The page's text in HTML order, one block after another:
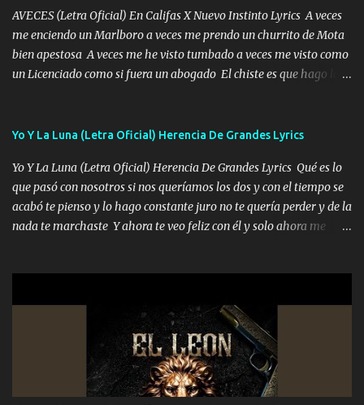
AVECES (Letra Oficial) En Califas X Nuevo Instinto Lyrics A veces
me enciendo un Marlboro a veces me prendo un churrito de Mota
bien apestosa A veces me he visto tumbado a veces me visto como
un Licenciado como si fuera un abogado El chiste es que hago lo
importa no saben nada falsas las risas las que me miran hay gente
A veces me pongo un sombrero a veces me ven la cachucha de lado
con la mirada siempre en alto A veces me fajó una super o a veces
me fajó una Glock siempre armado todas las generaciones yo
traigo El chiste es que hago lo que quiero pues así soy me mandó
Yo Y La Luna (Letra Oficial) Herencia De Grandes Lyrics
Yo Y La Luna (Letra Oficial) Herencia De Grandes Lyrics Qué es lo
que pasó con nosotros si nos queríamos los dos y con el tiempo se
acabó te pienso y lo hago constante juro no te quería perder y de la
nada te marchaste Y ahora te veo feliz con él y solo ahora me
pero eso ya no va a pasar me perderé en la soledad Porque me
mirabas bonito si yo no fui el final feliz el final fue triste pa mí Y
duele no tenerte aquí sabiendo que moría por ti yo y la luna
cantamos y por ti nos embriagamos Quién sabe qué será de mí si
contigo fui muy feliz a lo mejor no lloró pero muy en el fondo te
adoro